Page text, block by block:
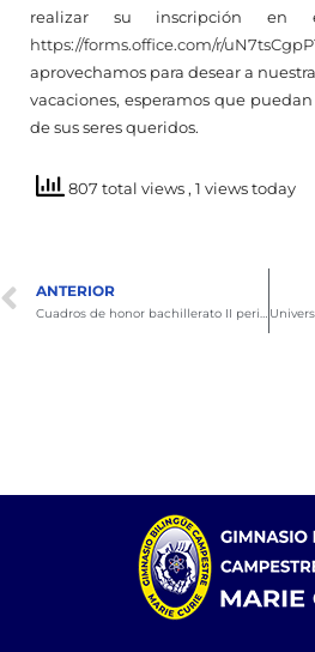
realizar su inscripción en
https://forms.office.com/r/
aprovechamos para desear a
vacaciones, esperamos que
de sus seres queridos.
807 total views , 1 views today
ANTERIOR